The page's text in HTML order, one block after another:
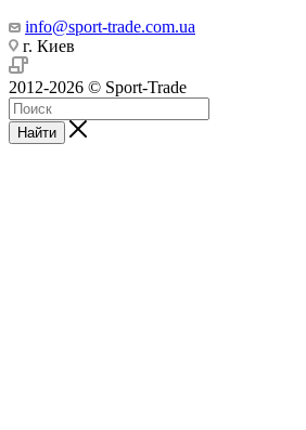
info@sport-trade.com.ua
г. Киев
2012-2026 © Sport-Trade
Найти